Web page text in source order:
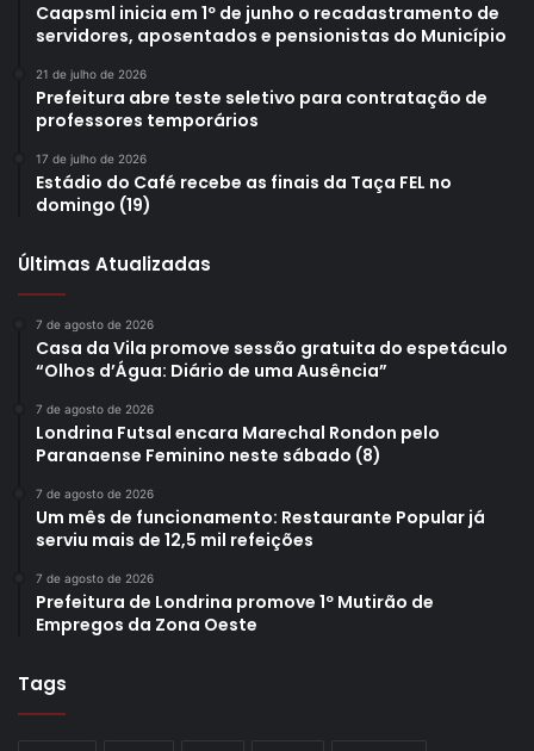
Caapsml inicia em 1º de junho o recadastramento de
servidores, aposentados e pensionistas do Município
21 de julho de 2026
Prefeitura abre teste seletivo para contratação de
professores temporários
17 de julho de 2026
Estádio do Café recebe as finais da Taça FEL no
domingo (19)
Últimas Atualizadas
7 de agosto de 2026
Casa da Vila promove sessão gratuita do espetáculo
“Olhos d’Água: Diário de uma Ausência”
7 de agosto de 2026
Londrina Futsal encara Marechal Rondon pelo
Paranaense Feminino neste sábado (8)
7 de agosto de 2026
Um mês de funcionamento: Restaurante Popular já
serviu mais de 12,5 mil refeições
7 de agosto de 2026
Prefeitura de Londrina promove 1º Mutirão de
Empregos da Zona Oeste
Tags